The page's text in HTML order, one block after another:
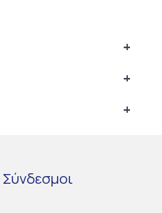
+
+
+
Σύνδεσμοι